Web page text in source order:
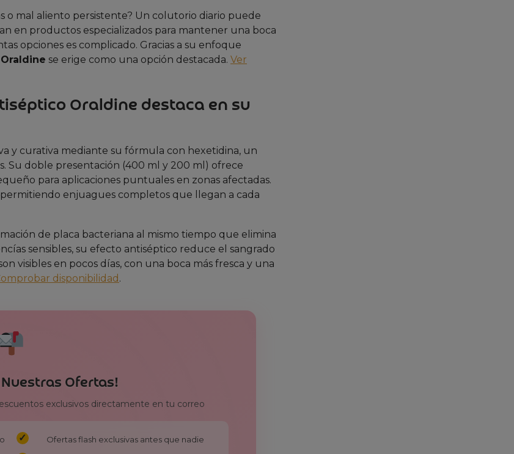
o mal aliento persistente? Un colutorio diario puede
en productos especializados para mantener una boca
opciones es complicado. Gracias a su enfoque
Oraldine se erige como una opción destacada. Ver
Oraldine destaca en su
y curativa mediante su fórmula con hexetidina, un
Su doble presentación (400 ml y 200 ml) ofrece
para aplicaciones puntuales en zonas afectadas.
enjuagues completos que llegan a cada
de placa bacteriana al mismo tiempo que elimina
sensibles, su efecto antiséptico reduce el sangrado
visibles en pocos días, con una boca más fresca y una
disponibilidad .
Nuestras Ofertas!
exclusivos directamente en tu correo
Ofertas flash exclusivas antes que nadie